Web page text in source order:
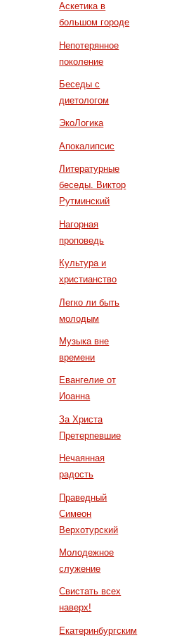
Аскетика в
большом городе
Непотерянное
поколение
Беседы с
диетологом
ЭкоЛогика
Апокалипсис
Литературные
беседы. Виктор
Рутминский
Нагорная
проповедь
Культура и
христианство
Легко ли быть
молодым
Музыка вне
времени
Евангелие от
Иоанна
За Христа
Претерпевшие
Нечаянная
радость
Праведный
Симеон
Верхотурский
Молодежное
служение
Свистать всех
наверх!
Екатеринбургским